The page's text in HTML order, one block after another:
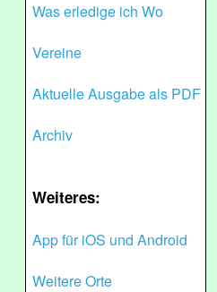
Was erledige ich Wo
Vereine
Aktuelle Ausgabe als PDF
Archiv
Weiteres:
App für iOS und Android
Weitere Orte